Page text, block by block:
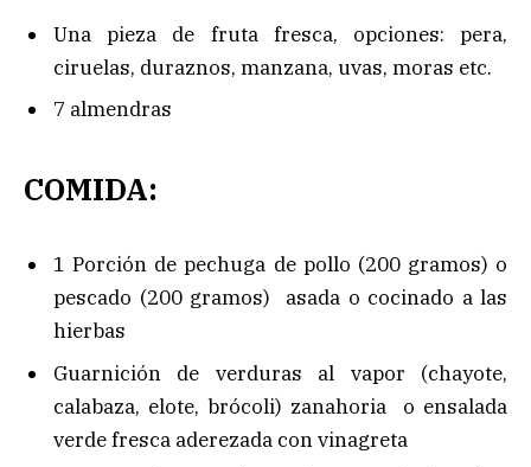
Una pieza de fruta fresca, opciones: pera,
ciruelas, duraznos, manzana, uvas, moras etc.
7 almendras
COMIDA:
1 Porción de pechuga de pollo (200 gramos) o
pescado (200 gramos) asada o cocinado a las
hierbas
Guarnición de verduras al vapor (chayote,
calabaza, elote, brócoli) zanahoria o ensalada
verde fresca aderezada con vinagreta